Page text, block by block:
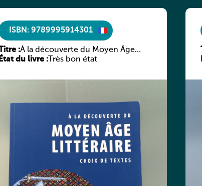
ISBN: 9789995914301
Titre :À la découverte du Moyen Âge
littéraire
État du livre : Très bon état